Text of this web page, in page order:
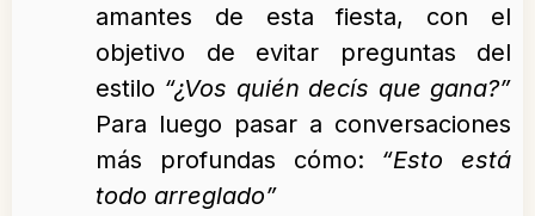
amantes de esta fiesta, con el
objetivo de evitar preguntas del
estilo “¿Vos quién decís que gana?”
Para luego pasar a conversaciones
más profundas cómo: “Esto está
todo arreglado”